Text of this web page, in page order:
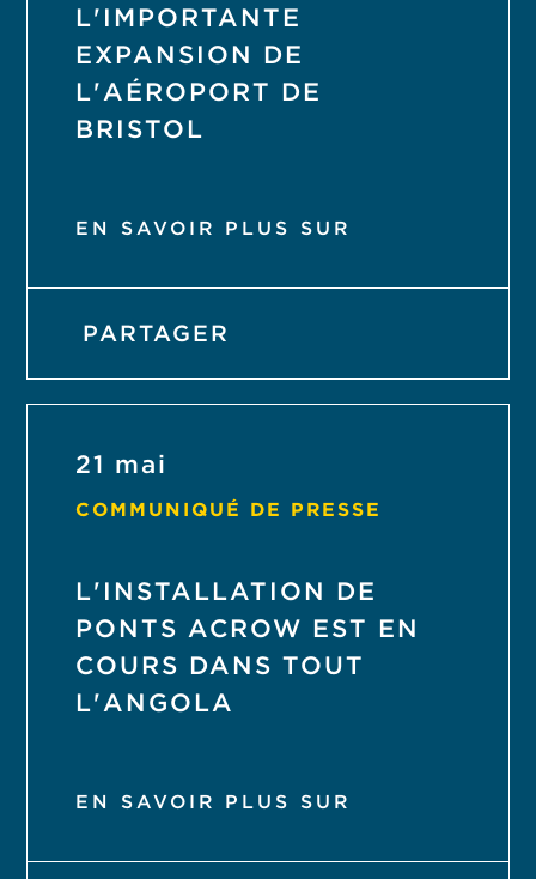
L'IMPORTANTE
EXPANSION DE
L'AÉROPORT DE
BRISTOL
EN SAVOIR PLUS SUR
PARTAGER
21 mai
COMMUNIQUÉ DE PRESSE
L'INSTALLATION DE
PONTS ACROW EST EN
COURS DANS TOUT
L'ANGOLA
EN SAVOIR PLUS SUR